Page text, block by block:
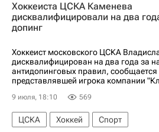
КХЛ 2025-2026
Национальная хоккейная лига (НХЛ)
Хоккеиста ЦСКА Каменева
дисквалифицировали на два
допинг
Хоккеист московского ЦСКА
дисквалифицирован на два года за
антидопинговых правил, сообщается
представлявшей игрока компании
9 июля, 18:10 569
ЦСКА Хоккей
Спорт